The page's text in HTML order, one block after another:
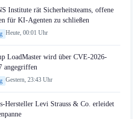
Institute rät Sicherheitsteams, offene
für KI-Agenten zu schließen
Heute, 00:01 Uhr
LoadMaster wird über CVE-2026-
angegriffen
Gestern, 23:43 Uhr
Hersteller Levi Strauss & Co. erleidet